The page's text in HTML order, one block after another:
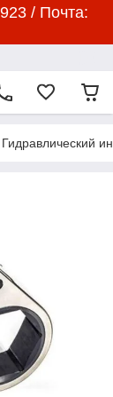
/ Почта:
Гидравлический